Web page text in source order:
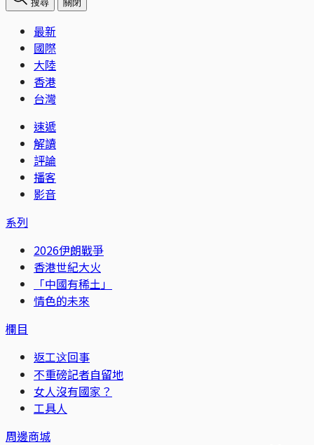
搜尋 關閉
最新
國際
大陸
香港
台灣
速遞
解讀
評論
播客
影音
系列
2026伊朗戰爭
香港世紀大火
「中國有稀土」
情色的未來
欄目
返工这回事
不重磅記者自留地
女人沒有國家？
工具人
周邊商城